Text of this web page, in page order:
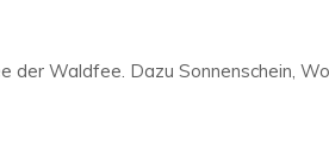
Waldfee. Dazu Sonnenschein,